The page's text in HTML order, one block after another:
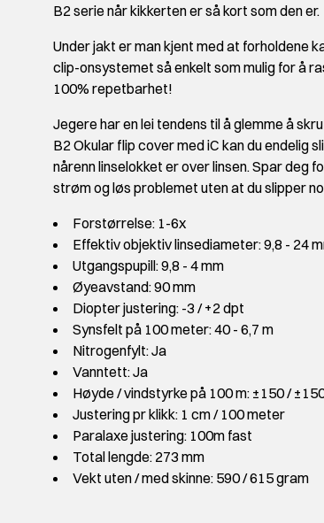
B2 serie når kikkerten er så kort som den er.
Under jakt er man kjent med at forholdene
clip-onsystemet så enkelt som mulig for å
100% repetbarhet!
Jegere har en lei tendens til å glemme å
B2 Okular flip cover med iC kan du endelig
nårenn linselokket er over linsen. Spar deg
strøm og løs problemet uten at du slipper
Forstørrelse: 1-6x
Effektiv objektiv linsediameter: 9,8 - 24
Utgangspupill: 9,8 - 4 mm
Øyeavstand: 90 mm
Diopter justering: -3 / +2 dpt
Synsfelt på 100 meter: 40 - 6,7 m
Nitrogenfylt: Ja
Vanntett: Ja
Høyde / vindstyrke på 100 m: ±150 /
Justering pr klikk: 1 cm / 100 meter
Paralaxe justering: 100m fast
Total lengde: 273 mm
Vekt uten / med skinne: 590 / 615 gram